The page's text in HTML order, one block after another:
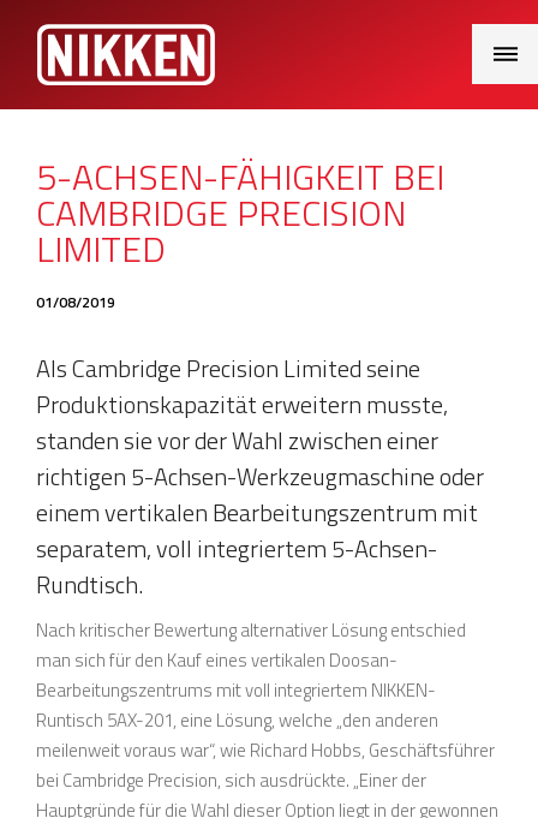
Menu
5-ACHSEN-FÄHIGKEIT BEI
CAMBRIDGE PRECISION
LIMITED
01/08/2019
Als Cambridge Precision Limited seine
Produktionskapazität erweitern musste,
standen sie vor der Wahl zwischen einer
richtigen 5-Achsen-Werkzeugmaschine oder
einem vertikalen Bearbeitungszentrum mit
separatem, voll integriertem 5-Achsen-
Rundtisch.
Nach kritischer Bewertung alternativer Lösung entschied
man sich für den Kauf eines vertikalen Doosan-
Bearbeitungszentrums mit voll integriertem NIKKEN-
Runtisch 5AX-201, eine Lösung, welche „den anderen
meilenweit voraus war“, wie Richard Hobbs, Geschäftsführer
bei Cambridge Precision, sich ausdrückte. „Einer der
Hauptgründe für die Wahl dieser Option liegt in der gewonnen